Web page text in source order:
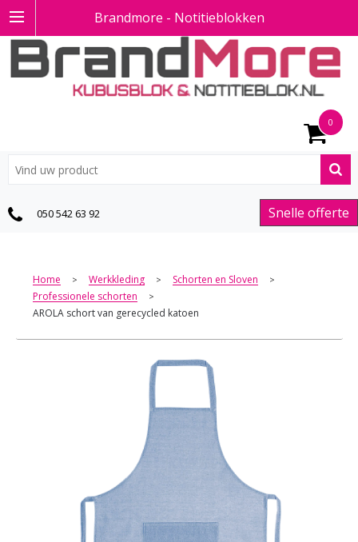
Brandmore - Notitieblokken
0
Snelle offerte
050 542 63 92
Home > Werkkleding > Schorten en Sloven >
Professionele schorten >
AROLA schort van gerecycled katoen